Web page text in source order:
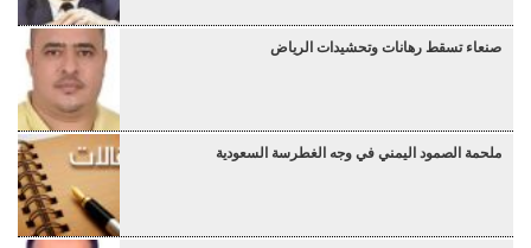
صنعاء تسقط رهانات وتحشيدات الرياض
ملحمة الصمود اليمني في وجه الغطرسة السعودية